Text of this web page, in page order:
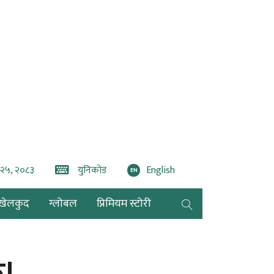
२०८३ युनिकोड EN English
ग्लोबल प्रिमियम स्टोरी